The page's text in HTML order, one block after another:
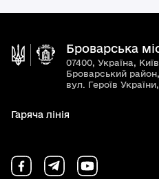
Броварська
07400, Україна,
Броварський
вул. Героїв України,
Гаряча лінія